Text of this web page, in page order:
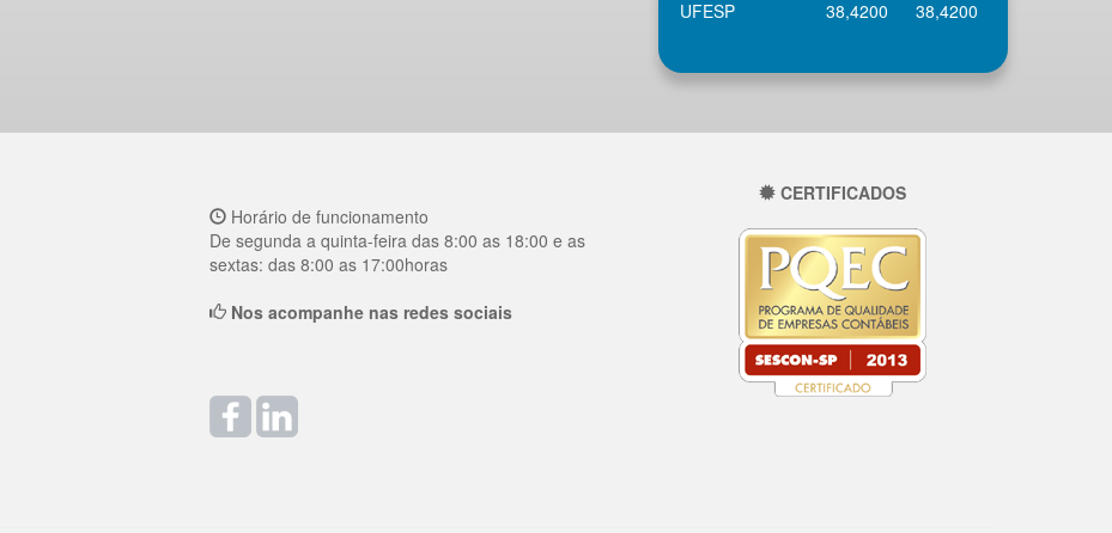
UFESP
38,4200 38,4200
Horário de funcionamento
De segunda a quinta-feira das 8:00 as 18:00 e as
sextas: das 8:00 as 17:00horas
Nos acompanhe nas redes sociais
CERTIFICADOS